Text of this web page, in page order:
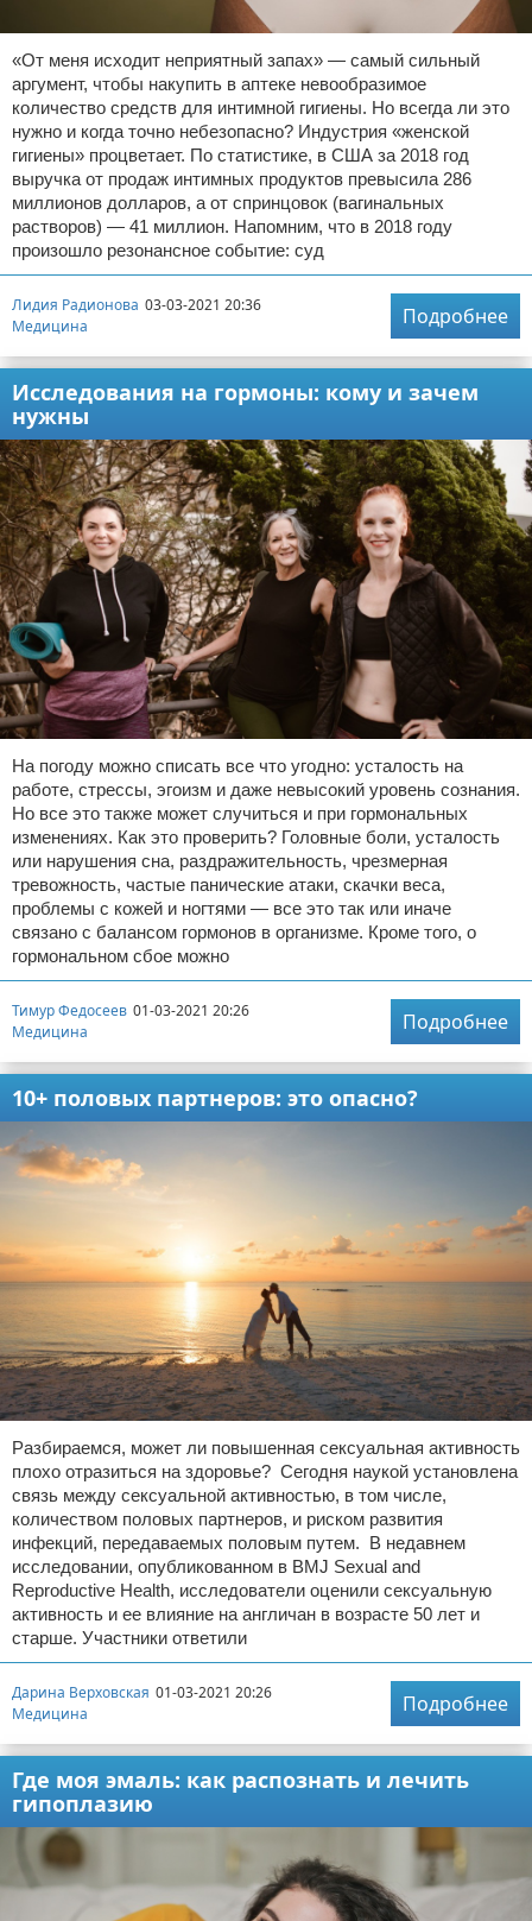
«От меня исходит неприятный запах» — самый сильный
аргумент, чтобы накупить в аптеке невообразимое
количество средств для интимной гигиены. Но всегда ли это
нужно и когда точно небезопасно? Индустрия «женской
гигиены» процветает. По статистике, в США за 2018 год
выручка от продаж интимных продуктов превысила 286
миллионов долларов, а от спринцовок (вагинальных
растворов) — 41 миллион. Напомним, что в 2018 году
произошло резонансное событие: суд
Лидия Радионова 03-03-2021 20:36
Медицина
Подробнее
Исследования на гормоны: кому и зачем
нужны
На погоду можно списать все что угодно: усталость на
работе, стрессы, эгоизм и даже невысокий уровень сознания.
Но все это также может случиться и при гормональных
изменениях. Как это проверить? Головные боли, усталость
или нарушения сна, раздражительность, чрезмерная
тревожность, частые панические атаки, скачки веса,
проблемы с кожей и ногтями — все это так или иначе
связано с балансом гормонов в организме. Кроме того, о
гормональном сбое можно
Тимур Федосеев 01-03-2021 20:26
Медицина
Подробнее
10+ половых партнеров: это опасно?
Разбираемся, может ли повышенная сексуальная активность
плохо отразиться на здоровье? Сегодня наукой установлена
связь между сексуальной активностью, в том числе,
количеством половых партнеров, и риском развития
инфекций, передаваемых половым путем. В недавнем
исследовании, опубликованном в BMJ Sexual and
Reproductive Health, исследователи оценили сексуальную
активность и ее влияние на англичан в возрасте 50 лет и
старше. Участники ответили
Дарина Верховская 01-03-2021 20:26
Медицина
Подробнее
Где моя эмаль: как распознать и лечить
гипоплазию